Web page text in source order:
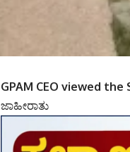
GPAM CEO viewed
ಜಾಹೀರಾತು